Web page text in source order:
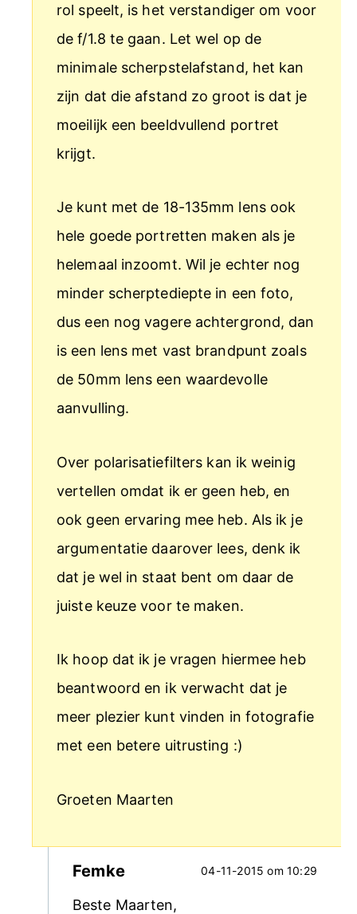
rol speelt, is het verstandiger om voor
de f/1.8 te gaan. Let wel op de
minimale scherpstelafstand, het kan
zijn dat die afstand zo groot is dat je
moeilijk een beeldvullend portret
krijgt.
Je kunt met de 18-135mm lens ook
hele goede portretten maken als je
helemaal inzoomt. Wil je echter nog
minder scherptediepte in een foto,
dus een nog vagere achtergrond, dan
is een lens met vast brandpunt zoals
de 50mm lens een waardevolle
aanvulling.
Over polarisatiefilters kan ik weinig
vertellen omdat ik er geen heb, en
ook geen ervaring mee heb. Als ik je
argumentatie daarover lees, denk ik
dat je wel in staat bent om daar de
juiste keuze voor te maken.
Ik hoop dat ik je vragen hiermee heb
beantwoord en ik verwacht dat je
meer plezier kunt vinden in fotografie
met een betere uitrusting :)
Groeten Maarten
Femke 04-11-2015 om 10:29
Beste Maarten,